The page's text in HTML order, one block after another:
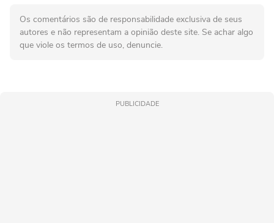
Os comentários são de responsabilidade exclusiva de seus
autores e não representam a opinião deste site. Se achar algo
que viole os termos de uso, denuncie.
PUBLICIDADE